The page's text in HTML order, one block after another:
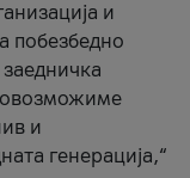
и
побезбедно
и
генерација,“